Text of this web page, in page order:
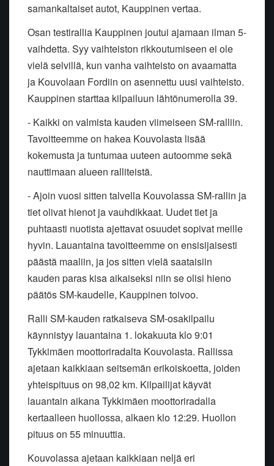
samankaltaiset autot, Kauppinen vertaa.
Osan testirallia Kauppinen joutui ajamaan ilman 5-
vaihdetta. Syy vaihteiston rikkoutumiseen ei ole
vielä selvillä, kun vanha vaihteisto on avaamatta
ja Kouvolaan Fordiin on asennettu uusi vaihteisto.
Kauppinen starttaa kilpailuun lähtönumerolla 39.
- Kaikki on valmista kauden viimeiseen SM-ralliin.
Tavoitteemme on hakea Kouvolasta lisää
kokemusta ja tuntumaa uuteen autoomme sekä
nauttimaan alueen ralliteistä.
- Ajoin vuosi sitten talvella Kouvolassa SM-rallin ja
tiet olivat hienot ja vauhdikkaat. Uudet tiet ja
puhtaasti nuotista ajettavat osuudet sopivat meille
hyvin. Lauantaina tavoitteemme on ensisijaisesti
päästä maaliin, ja jos sitten vielä saataisiin
kauden paras kisa aikaiseksi niin se olisi hieno
päätös SM-kaudelle, Kauppinen toivoo.
Ralli SM-kauden ratkaiseva SM-osakilpailu
käynnistyy lauantaina 1. lokakuuta klo 9:01
Tykkimäen moottoriradalta Kouvolasta. Rallissa
ajetaan kaikkiaan seitsemän erikoiskoetta, joiden
yhteispituus on 98,02 km. Kilpailijat käyvät
lauantain aikana Tykkimäen moottoriradalla
kertaalleen huollossa, alkaen klo 12:29. Huollon
pituus on 55 minuuttia.
Kouvolassa ajetaan kaikkiaan neljä eri